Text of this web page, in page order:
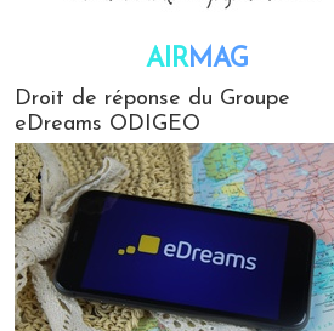
AIRMAG
Droit de réponse du Groupe
eDreams ODIGEO